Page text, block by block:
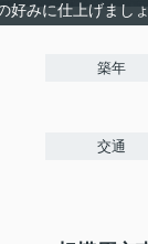
好みに仕上げまし
築年
交通